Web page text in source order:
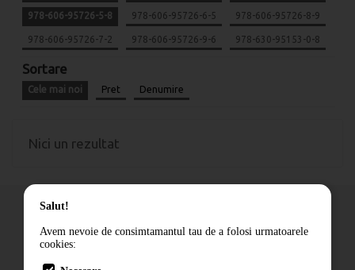
978-606-95726-5-8 978-606-95726-6-5 978-606-95726-8-9
978-606-95726-7-2 978-606-95726-9-6 978-630-95153-0-8
Sortare
Cele mai noi Pret Denumire
Nici un rezultat
Cum comand
Salut!
Avem nevoie de consimtamantul tau de a folosi urmatoarele
cookies: